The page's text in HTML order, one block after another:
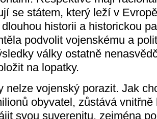
se státem, který leží v
historii a historickou
podvolit vojenskému a
války ostatně
na lopatky.
nelze vojenský porazit. Jak
obyvatel, zůstává
svou suverenitu, zejména